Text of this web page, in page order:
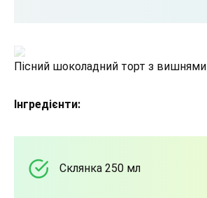
Пісний шоколадний торт з вишнями
Інгредієнти:
Склянка 250 мл